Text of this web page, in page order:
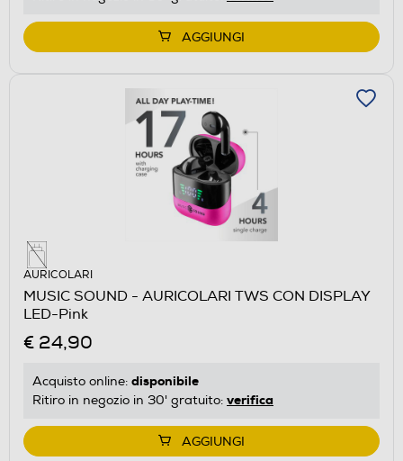
AGGIUNGI
AURICOLARI
MUSIC SOUND - AURICOLARI TWS CON DISPLAY
LED-Pink
€ 24,90
Acquisto online: disponibile
Ritiro in negozio in 30' gratuito: verifica
AGGIUNGI